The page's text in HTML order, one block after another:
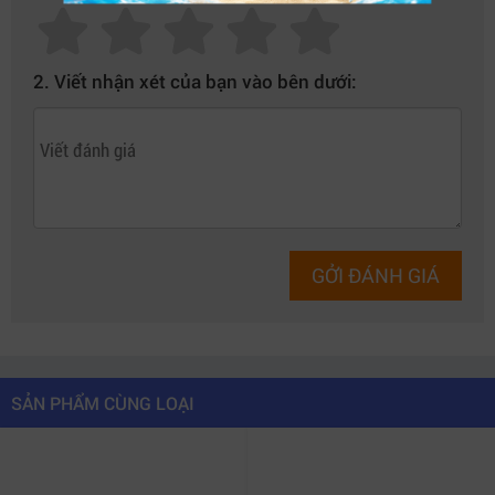
thống rig quay trở nên gọn gàng, tối ưu hơn đáng kể so
2. Viết nhận xét của bạn vào bên dưới:
GỞI ĐÁNH GIÁ
SẢN PHẨM CÙNG LOẠI